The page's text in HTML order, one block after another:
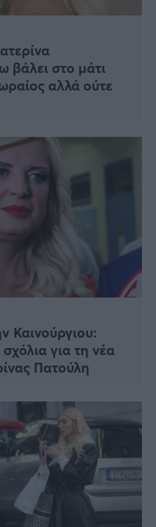
βάλει στο μάτι
αλλά ούτε
Καινούργιου:
για τη νέα
Πατούλη